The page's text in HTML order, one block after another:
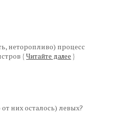
неторопливо) процесс
{ Читайте далее }
них осталось) левых?